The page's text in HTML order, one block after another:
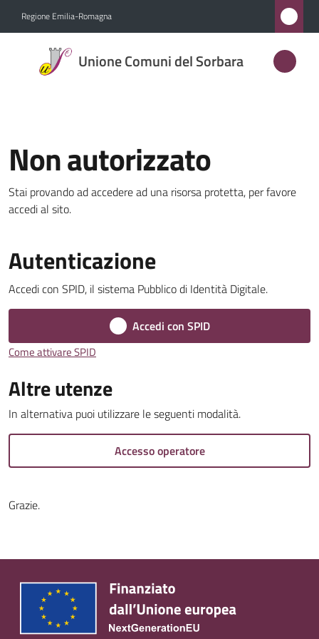
Regione Emilia-Romagna
Unione Comuni del Sorbara
Unione
Comuni
Amministrazione
Novità
Servizi
Vivere
l'Unione
Tutti
gli
argomenti...
Non autorizzato
Stai provando ad accedere ad una risorsa protetta, per favore
accedi al sito.
Autenticazione
Accedi con SPID, il sistema Pubblico di Identità Digitale.
Accedi con SPID
Come attivare SPID
Altre utenze
In alternativa puoi utilizzare le seguenti modalità.
Accesso operatore
Grazie.